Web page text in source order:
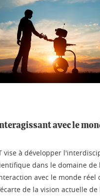
avec le
vise à développer
dans le domaine de
avec le monde réel
de la vision actuelle de